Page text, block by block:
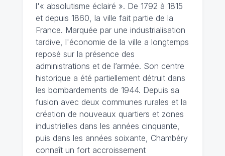
l'« absolutisme éclairé ». De 1792 à 1815
et depuis 1860, la ville fait partie de la
France. Marquée par une industrialisation
tardive, l'économie de la ville a longtemps
reposé sur la présence des
administrations et de l’armée. Son centre
historique a été partiellement détruit dans
les bombardements de 1944. Depuis sa
fusion avec deux communes rurales et la
création de nouveaux quartiers et zones
industrielles dans les années cinquante,
puis dans les années soixante, Chambéry
connaît un fort accroissement